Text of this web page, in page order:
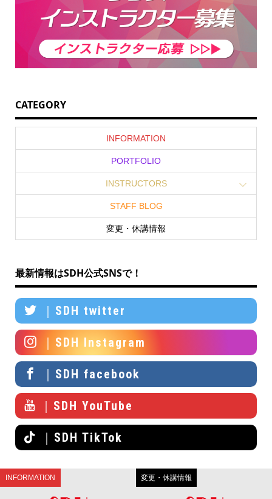
CATEGORY
INFORMATION
PORTFOLIO
INSTRUCTORS
STAFF BLOG
変更・休講情報
最新情報はSDH公式SNSで！
｜SDH twitter
｜SDH Instagram
｜SDH facebook
｜SDH YouTube
｜SDH TikTok
INFORMATION 変更・休講情報